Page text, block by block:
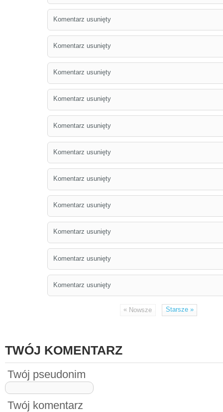
Komentarz usunięty
Komentarz usunięty
Komentarz usunięty
Komentarz usunięty
Komentarz usunięty
Komentarz usunięty
Komentarz usunięty
Komentarz usunięty
Komentarz usunięty
Komentarz usunięty
Komentarz usunięty
« Nowsze Starsze»
TWÓJ KOMENTARZ
Twój pseudonim
Twój komentarz